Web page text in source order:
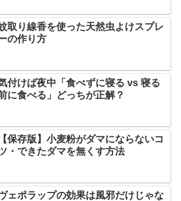
取り線香を使った天然虫よけスプレ
の作り方
付けば夜中「食べずに寝る vs 寝る
に食べる」どっちが正解？
【保存版】小麦粉がダマにならないコ
・できたダマを無くす方法
ェポラップの効果は風邪だけじゃな